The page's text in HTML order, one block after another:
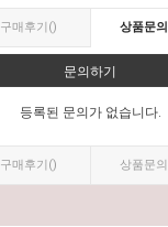
구매후기 () 상품문의
문의하기
등록된 문의가 없습니다.
구매후기 () 상품문의